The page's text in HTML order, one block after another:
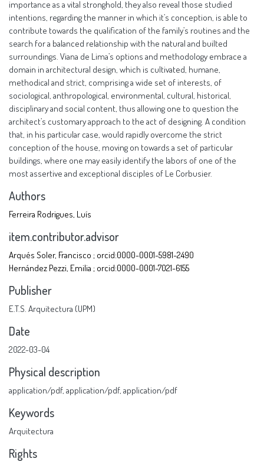
importance as a vital stronghold, they also reveal those studied
intentions, regarding the manner in which it’s conception, is able to
contribute towards the qualification of the family’s routines and the
search for a balanced relationship with the natural and builted
surroundings. Viana de Lima’s options and methodology embrace a
domain in architectural design, which is cultivated, humane,
methodical and strict, comprising a wide set of interests, of
sociological, anthropological, environmental, cultural, historical,
disciplinary and social content, thus allowing one to question the
architect’s customary approach to the act of designing. A condition
that, in his particular case, would rapidly overcome the strict
conception of the house, moving on towards a set of particular
buildings, where one may easily identify the labors of one of the
most assertive and exceptional disciples of Le Corbusier.
Authors
Ferreira Rodrigues, Luís
item.contributor.advisor
Arqués Soler, Francisco ; orcid:0000-0001-5981-2490
Hernández Pezzi, Emilia ; orcid:0000-0001-7021-6155
Publisher
E.T.S. Arquitectura (UPM)
Date
2022-03-04
Physical description
application/pdf, application/pdf, application/pdf
Keywords
Arquitectura
Rights